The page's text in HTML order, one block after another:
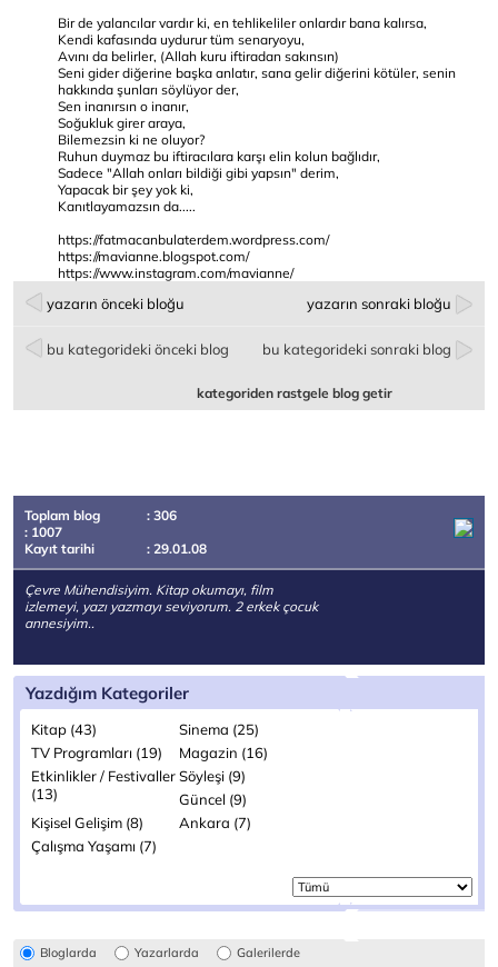
Bir de yalancılar vardır ki, en tehlikeliler onlardır bana kalırsa,
Kendi kafasında uydurur tüm senaryoyu,
Avını da belirler, (Allah kuru iftiradan sakınsın)
Seni gider diğerine başka anlatır, sana gelir diğerini kötüler, senin
hakkında şunları söylüyor der,
Sen inanırsın o inanır,
Soğukluk girer araya,
Bilemezsin ki ne oluyor?
Ruhun duymaz bu iftiracılara karşı elin kolun bağlıdır,
Sadece "Allah onları bildiği gibi yapsın" derim,
Yapacak bir şey yok ki,
Kanıtlayamazsın da.....
https://fatmacanbulaterdem.wordpress.com/
https://mavianne.blogspot.com/
https://www.instagram.com/mavianne/
yazarın önceki bloğu yazarın sonraki bloğu
bu kategorideki önceki blog bu kategorideki sonraki blog
kategoriden rastgele blog getir
Toplam blog
: 306
: 1007
Kayıt tarihi
: 29.01.08
Çevre Mühendisiyim. Kitap okumayı, film
izlemeyi, yazı yazmayı seviyorum. 2 erkek çocuk
annesiyim..
Yazdığım Kategoriler
Kitap (43)
Sinema (25)
TV Programları (19)
Magazin (16)
Etkinlikler / Festivaller
(13)
Söyleşi (9)
Güncel (9)
Kişisel Gelişim (8)
Ankara (7)
Çalışma Yaşamı (7)
Bloglarda Yazarlarda Galerilerde